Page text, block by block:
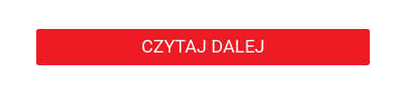
CZYTAJ DALEJ